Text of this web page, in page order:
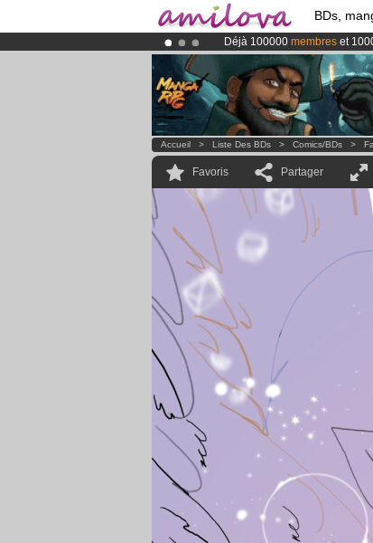
BDs,
Déjà 100000 membres et
LeKickstarter Amilova est
Abonnement premium: à partir
Accueil > Liste Des BDs > Comics/BDs >
Favoris Partager